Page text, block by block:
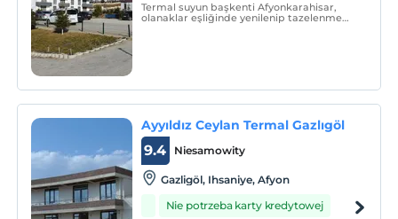
Termal suyun başkenti Afyonkarahisar,
olanaklar eşliğinde yenilenip tazelenme
Ayyıldız Ceylan Termal Gazlıgöl
Niesamowity
9.4
Gazligöl, Ihsaniye, Afyon
Nie potrzeba karty kredytowej